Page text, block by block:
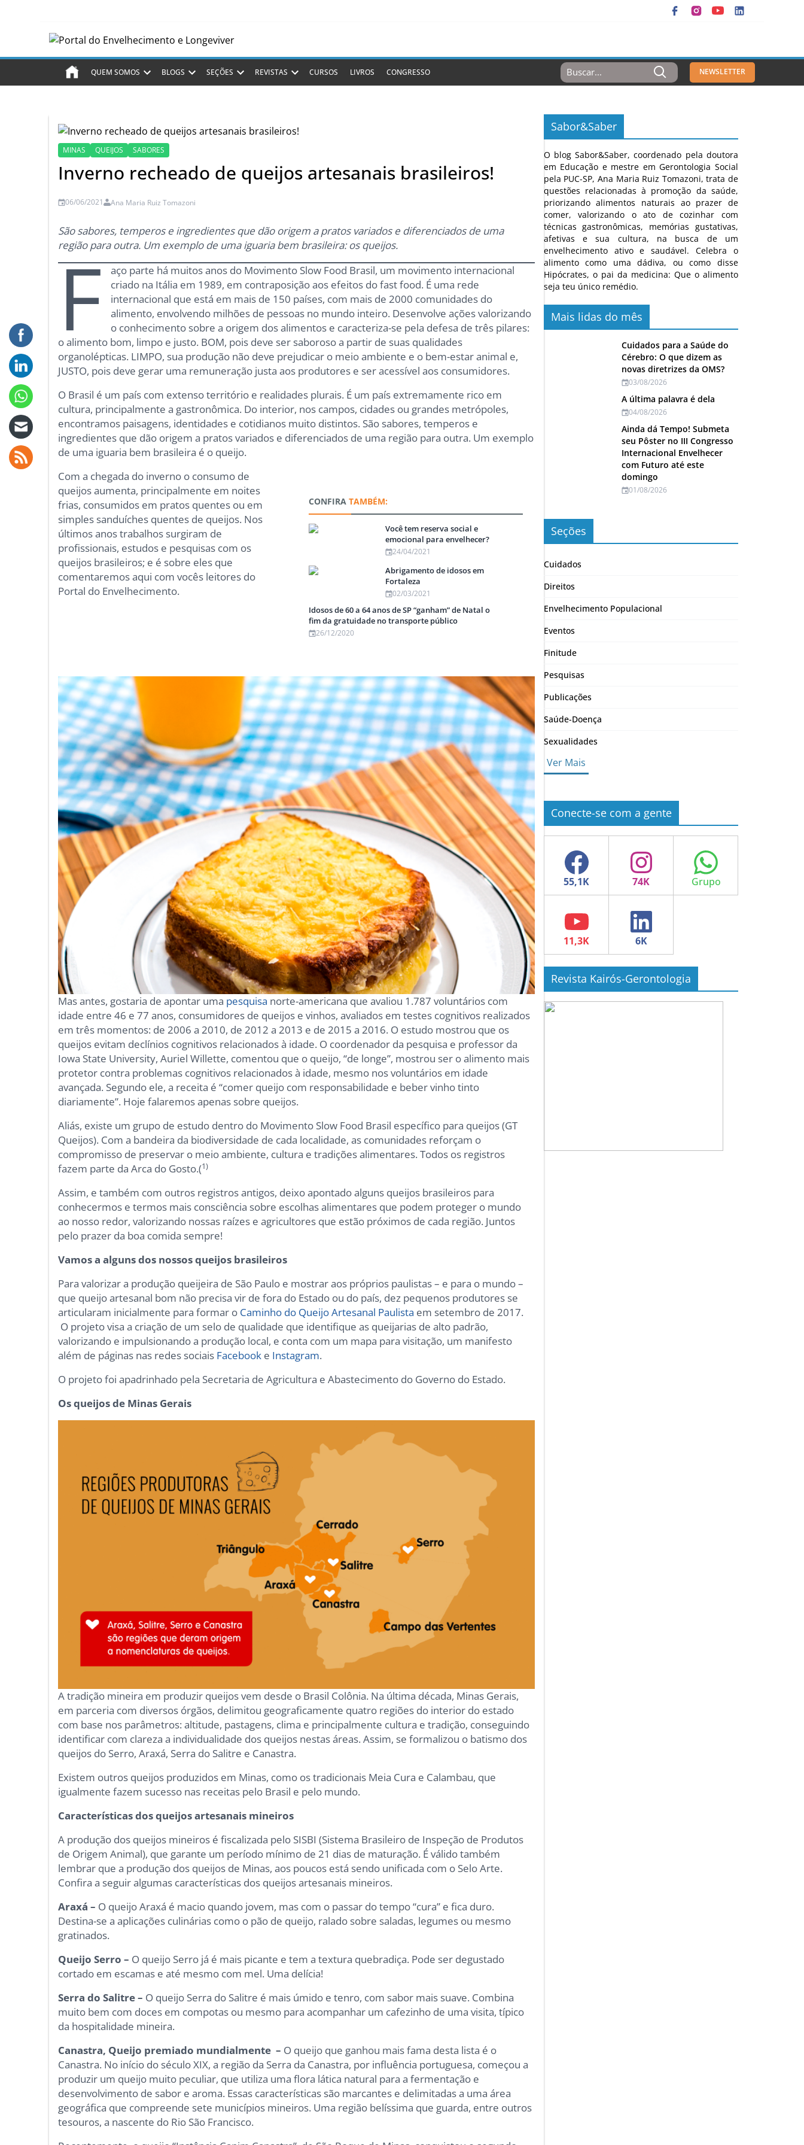
QUEM SOMOS BLOGS SEÇÕES REVISTAS CURSOS LIVROS CONGRESSO
Resultados
Para:
NEWSLETTER
MINAS QUEIJOS SABORES
Inverno recheado de queijos artesanais brasileiros!
06/06/2021 Ana Maria Ruiz Tomazoni
São sabores, temperos e ingredientes que dão origem a pratos variados e diferenciados de uma
região para outra. Um exemplo de uma iguaria bem brasileira: os queijos.
F
aço parte há muitos anos do Movimento Slow Food Brasil, um movimento internacional
criado na Itália em 1989, em contraposição aos efeitos do fast food. É uma rede
internacional que está em mais de 150 países, com mais de 2000 comunidades do
alimento, envolvendo milhões de pessoas no mundo inteiro. Desenvolve ações valorizando
o conhecimento sobre a origem dos alimentos e caracteriza-se pela defesa de três pilares:
o alimento bom, limpo e justo. BOM, pois deve ser saboroso a partir de suas qualidades
organolépticas. LIMPO, sua produção não deve prejudicar o meio ambiente e o bem-estar animal e,
JUSTO, pois deve gerar uma remuneração justa aos produtores e ser acessível aos consumidores.
O Brasil é um país com extenso território e realidades plurais. É um país extremamente rico em
cultura, principalmente a gastronômica. Do interior, nos campos, cidades ou grandes metrópoles,
encontramos paisagens, identidades e cotidianos muito distintos. São sabores, temperos e
ingredientes que dão origem a pratos variados e diferenciados de uma região para outra. Um exemplo
de uma iguaria bem brasileira é o queijo.
CONFIRATAMBÉM:
Você tem reserva social e
emocional para envelhecer?
24/04/2021
Abrigamento de idosos em
Fortaleza
02/03/2021
Idosos de 60 a 64 anos de SP “ganham” de Natal o
fim da gratuidade no transporte público
26/12/2020
Com a chegada do inverno o consumo de
queijos aumenta, principalmente em noites
frias, consumidos em pratos quentes ou em
simples sanduíches quentes de queijos. Nos
últimos anos trabalhos surgiram de
profissionais, estudos e pesquisas com os
queijos brasileiros; e é sobre eles que
comentaremos aqui com vocês leitores do
Portal do Envelhecimento.
Mas antes, gostaria de apontar uma pesquisa norte-americana que avaliou 1.787 voluntários com
idade entre 46 e 77 anos, consumidores de queijos e vinhos, avaliados em testes cognitivos realizados
em três momentos: de 2006 a 2010, de 2012 a 2013 e de 2015 a 2016. O estudo mostrou que os
queijos evitam declínios cognitivos relacionados à idade. O coordenador da pesquisa e professor da
Iowa State University, Auriel Willette, comentou que o queijo, “de longe”, mostrou ser o alimento mais
protetor contra problemas cognitivos relacionados à idade, mesmo nos voluntários em idade
avançada. Segundo ele, a receita é “comer queijo com responsabilidade e beber vinho tinto
diariamente”. Hoje falaremos apenas sobre queijos.
Aliás, existe um grupo de estudo dentro do Movimento Slow Food Brasil específico para queijos (GT
Queijos). Com a bandeira da biodiversidade de cada localidade, as comunidades reforçam o
compromisso de preservar o meio ambiente, cultura e tradições alimentares. Todos os registros
fazem parte da Arca do Gosto.(1)
Assim, e também com outros registros antigos, deixo apontado alguns queijos brasileiros para
conhecermos e termos mais consciência sobre escolhas alimentares que podem proteger o mundo
ao nosso redor, valorizando nossas raízes e agricultores que estão próximos de cada região. Juntos
pelo prazer da boa comida sempre!
Vamos a alguns dos nossos queijos brasileiros
Para valorizar a produção queijeira de São Paulo e mostrar aos próprios paulistas – e para o mundo –
que queijo artesanal bom não precisa vir de fora do Estado ou do país, dez pequenos produtores se
articularam inicialmente para formar o Caminho do Queijo Artesanal Paulista em setembro de 2017.
O projeto visa a criação de um selo de qualidade que identifique as queijarias de alto padrão,
valorizando e impulsionando a produção local, e conta com um mapa para visitação, um manifesto
além de páginas nas redes sociais Facebook e Instagram.
O projeto foi apadrinhado pela Secretaria de Agricultura e Abastecimento do Governo do Estado.
Os queijos de Minas Gerais
A tradição mineira em produzir queijos vem desde o Brasil Colônia. Na última década, Minas Gerais,
em parceria com diversos órgãos, delimitou geograficamente quatro regiões do interior do estado
com base nos parâmetros: altitude, pastagens, clima e principalmente cultura e tradição, conseguindo
identificar com clareza a individualidade dos queijos nestas áreas. Assim, se formalizou o batismo dos
queijos do Serro, Araxá, Serra do Salitre e Canastra.
Existem outros queijos produzidos em Minas, como os tradicionais Meia Cura e Calambau, que
igualmente fazem sucesso nas receitas pelo Brasil e pelo mundo.
Características dos queijos artesanais mineiros
A produção dos queijos mineiros é fiscalizada pelo SISBI (Sistema Brasileiro de Inspeção de Produtos
de Origem Animal), que garante um período mínimo de 21 dias de maturação. É válido também
lembrar que a produção dos queijos de Minas, aos poucos está sendo unificada com o Selo Arte.
Confira a seguir algumas características dos queijos artesanais mineiros.
Araxá – O queijo Araxá é macio quando jovem, mas com o passar do tempo “cura” e fica duro.
Destina-se a aplicações culinárias como o pão de queijo, ralado sobre saladas, legumes ou mesmo
gratinados.
Queijo Serro – O queijo Serro já é mais picante e tem a textura quebradiça. Pode ser degustado
cortado em escamas e até mesmo com mel. Uma delícia!
Serra do Salitre – O queijo Serra do Salitre é mais úmido e tenro, com sabor mais suave. Combina
muito bem com doces em compotas ou mesmo para acompanhar um cafezinho de uma visita, típico
da hospitalidade mineira.
Canastra, Queijo premiado mundialmente – O queijo que ganhou mais fama desta lista é o
Canastra. No início do século XIX, a região da Serra da Canastra, por influência portuguesa, começou a
produzir um queijo muito peculiar, que utiliza uma flora lática natural para a fermentação e
desenvolvimento de sabor e aroma. Essas características são marcantes e delimitadas a uma área
geográfica que compreende sete municípios mineiros. Uma região belíssima que guarda, entre outros
tesouros, a nascente do Rio São Francisco.
Sabor&Saber
O blog Sabor&Saber, coordenado pela doutora
em Educação e mestre em Gerontologia Social
pela PUC-SP, Ana Maria Ruiz Tomazoni, trata de
questões relacionadas à promoção da saúde,
priorizando alimentos naturais ao prazer de
comer, valorizando o ato de cozinhar com
técnicas gastronômicas, memórias gustativas,
afetivas e sua cultura, na busca de um
envelhecimento ativo e saudável. Celebra o
alimento como uma dádiva, ou como disse
Hipócrates, o pai da medicina: Que o alimento
seja teu único remédio.
Mais lidas do mês
Cuidados para a Saúde do
Cérebro: O que dizem as
novas diretrizes da OMS?
03/08/2026
A última palavra é dela
04/08/2026
Ainda dá Tempo! Submeta
seu Pôster no III Congresso
Internacional Envelhecer
com Futuro até este
domingo
01/08/2026
Seções
Cuidados
Direitos
Envelhecimento Populacional
Eventos
Finitude
Pesquisas
Publicações
Saúde-Doença
Sexualidades
Ver Mais
Conecte-se com a gente
Facebook Instagram WhatsApp
YouTube LinkedIn
Revista Kairós-Gerontologia